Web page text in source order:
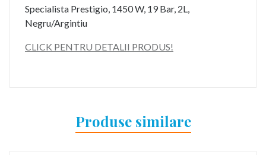
Specialista Prestigio, 1450 W, 19 Bar, 2L,
Negru/Argintiu
CLICK PENTRU DETALII PRODUS!
Produse similare